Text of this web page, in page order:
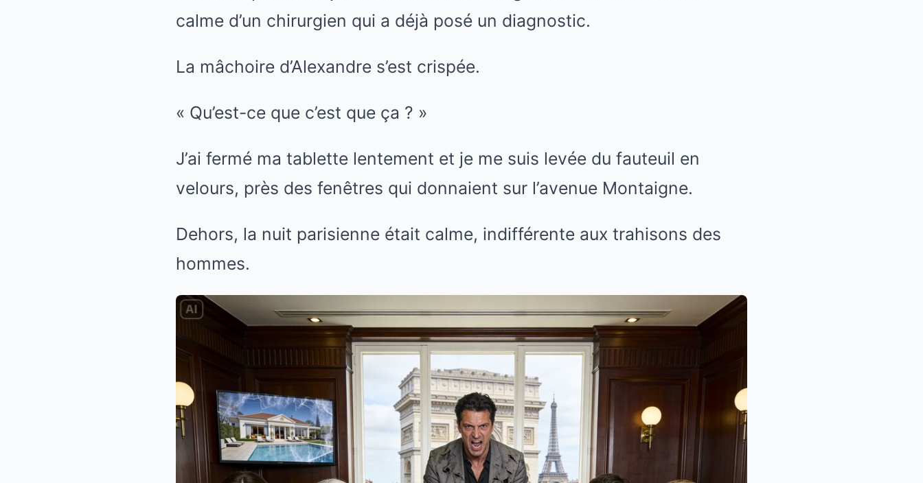
calme d’un chirurgien qui a déjà posé un diagnostic.
La mâchoire d’Alexandre s’est crispée.
« Qu’est-ce que c’est que ça ? »
J’ai fermé ma tablette lentement et je me suis levée du fauteuil en
velours, près des fenêtres qui donnaient sur l’avenue Montaigne.
Dehors, la nuit parisienne était calme, indifférente aux trahisons des
hommes.